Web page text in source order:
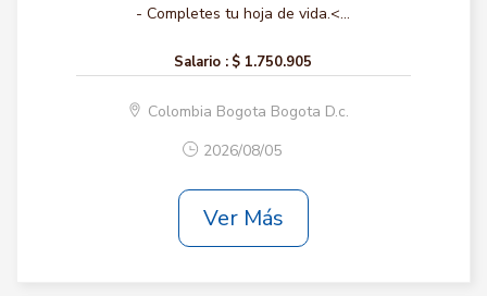
- Completes tu hoja de vida.<...
Salario : $ 1.750.905
Colombia Bogota Bogota D.c.
2026/08/05
Ver Más